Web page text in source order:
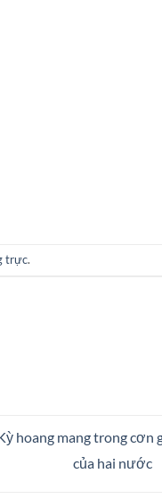
trực.
hoang mang trong cơn
của hai nước